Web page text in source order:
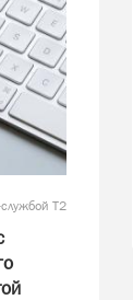
Т2